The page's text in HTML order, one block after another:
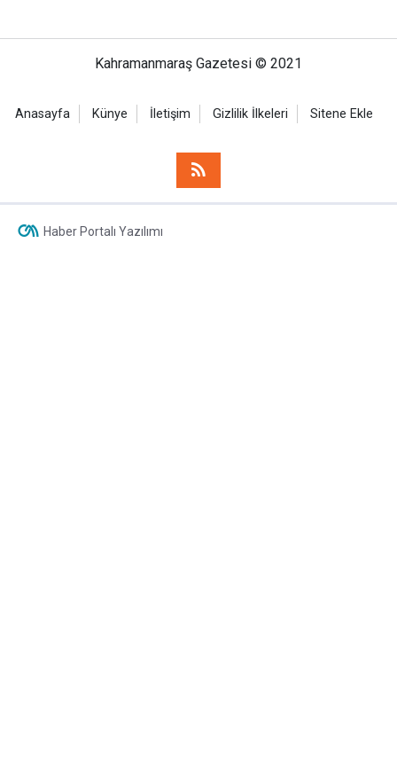
Kahramanmaraş Gazetesi © 2021
Anasayfa Künye İletişim Gizlilik İlkeleri Sitene Ekle
Haber Portalı Yazılımı